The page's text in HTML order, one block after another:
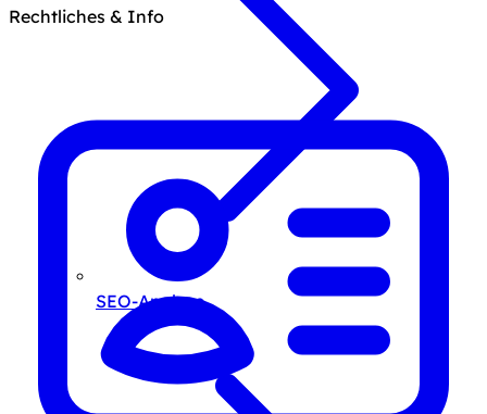
SEO-Analyse
Rechtliches & Info